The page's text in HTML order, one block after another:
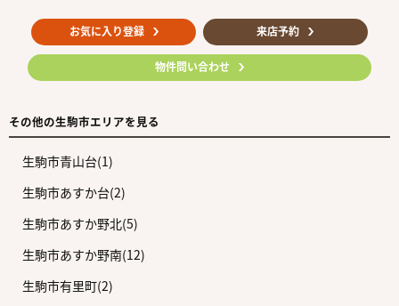
お気に入り登録 来店予約
物件問い合わせ
その他の生駒市エリアを見る
生駒市青山台(1)
生駒市あすか台(2)
生駒市あすか野北(5)
生駒市あすか野南(12)
生駒市有里町(2)